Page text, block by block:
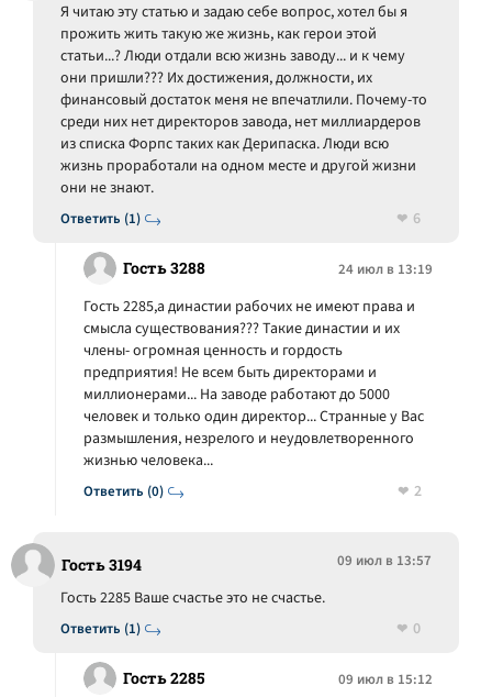
Ответить (1)
Я читаю эту статью и задаю себе вопрос, хотел бы я
прожить жить такую же жизнь, как герои этой
статьи...? Люди отдали всю жизнь заводу... и к чему
они пришли??? Их достижения, должности, их
финансовый достаток меня не впечатлили. Почему-то
среди них нет директоров завода, нет миллиардеров
из списка Форпс таких как Дерипаска. Люди всю
жизнь проработали на одном месте и другой жизни
они не знают.
6
Гость 3288 24 июл в 13:19
Ответить (0)
Гость 2285,а династии рабочих не имеют права и
смысла существования??? Такие династии и их
члены- огромная ценность и гордость
предприятия! Не всем быть директорами и
миллионерами... На заводе работают до 5000
человек и только один директор... Странные у Вас
размышления, незрелого и неудовлетворенного
жизнью человека...
2
Гость 3194 09 июл в 13:57
Ответить (1)
Гость 2285 Ваше счастье это не счастье.
0
Гость 2285 09 июл в 15:12